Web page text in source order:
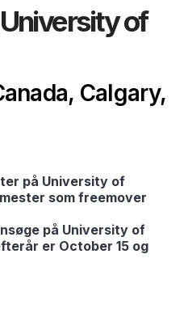
of
Calgary,
på University of
som freemover
på University of
er October 15 og